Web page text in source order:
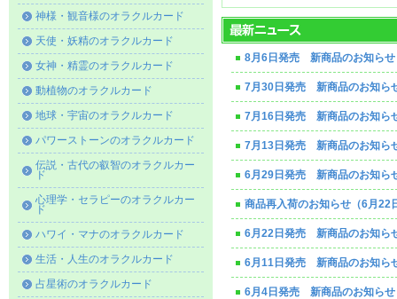
神様・観音様のオラクルカード
天使・妖精のオラクルカード
女神・精霊のオラクルカード
動植物のオラクルカード
地球・宇宙のオラクルカード
パワーストーンのオラクルカード
伝説・古代の叡智のオラクルカー
ド
心理学・セラピーのオラクルカー
ド
ハワイ・マナのオラクルカード
生活・人生のオラクルカード
占星術のオラクルカード
8月6日発売 新商品のお知らせ
7月30日発売 新商品のお知ら
7月16日発売 新商品のお知ら
7月13日発売 新商品のお知ら
6月29日発売 新商品のお知ら
商品再入荷のお知らせ（6月22
6月22日発売 新商品のお知ら
6月11日発売 新商品のお知ら
6月4日発売 新商品のお知らせ